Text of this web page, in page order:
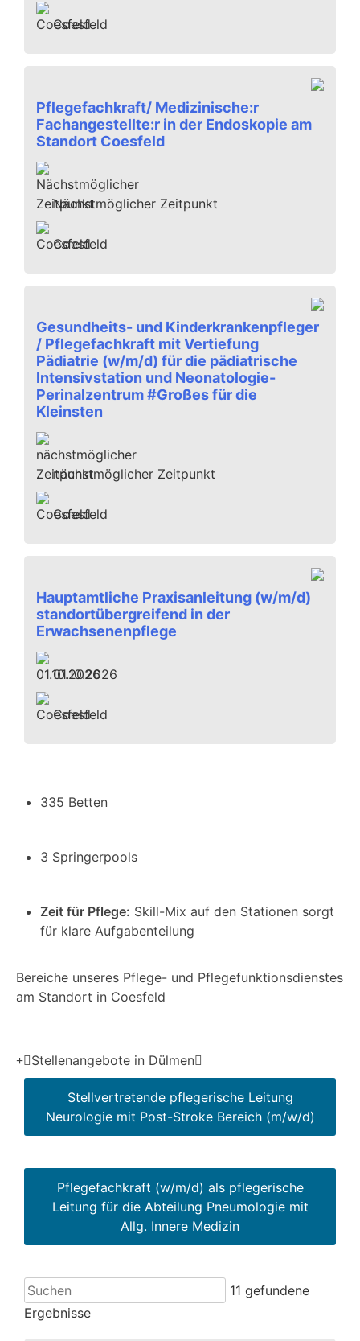
Coesfeld
Pflegefachkraft/ Medizinische:r
Fachangestellte:r in der Endoskopie am
Standort Coesfeld
Nächstmöglicher Zeitpunkt
Coesfeld
Gesundheits- und Kinderkrankenpfleger
/ Pflegefachkraft mit Vertiefung
Pädiatrie (w/m/d) für die pädiatrische
Intensivstation und Neonatologie-
Perinalzentrum #Großes für die
Kleinsten
nächstmöglicher Zeitpunkt
Coesfeld
Hauptamtliche Praxisanleitung (w/m/d)
standortübergreifend in der
Erwachsenenpflege
01.10.2026
Coesfeld
335 Betten
3 Springerpools
Zeit für Pflege: Skill-Mix auf den Stationen sorgt
für klare Aufgabenteilung
Bereiche unseres Pflege- und Pflegefunktionsdienstes
am Standort in Coesfeld
Stellenangebote in Dülmen
Stellvertretende pflegerische Leitung
Neurologie mit Post-Stroke Bereich (m/w/d)
Pflegefachkraft (w/m/d) als pflegerische
Leitung für die Abteilung Pneumologie mit
Allg. Innere Medizin
11 gefundene
Ergebnisse